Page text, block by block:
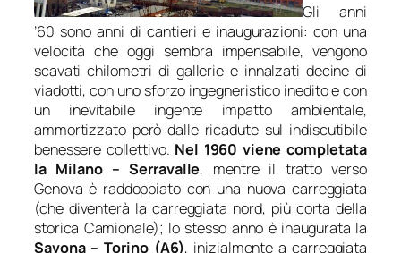
Gli anni
’60 sono anni di cantieri e inaugurazioni: con una
velocità che oggi sembra impensabile, vengono
scavati chilometri di gallerie e innalzati decine di
viadotti, con uno sforzo ingegneristico inedito e con
un inevitabile ingente impatto ambientale,
ammortizzato però dalle ricadute sul indiscutibile
benessere collettivo. Nel 1960 viene completata
la Milano – Serravalle, mentre il tratto verso
Genova è raddoppiato con una nuova carreggiata
(che diventerà la carreggiata nord, più corta della
storica Camionale); lo stesso anno è inaugurata la
Savona – Torino (A6), inizialmente a carreggiata